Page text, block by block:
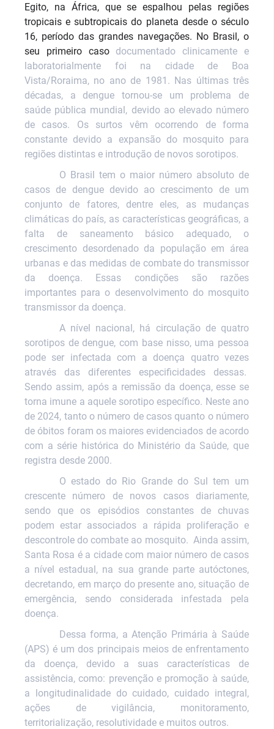
Egito, na África, que se espalhou pelas regiões
tropicais e subtropicais do planeta desde o século
16, período das grandes navegações. No Brasil, o
seu primeiro caso documentado clinicamente e
laboratorialmente foi na cidade de Boa
Vista/Roraima, no ano de 1981. Nas últimas três
décadas, a dengue tornou-se um problema de
saúde pública mundial, devido ao elevado número
de casos. Os surtos vêm ocorrendo de forma
constante devido a expansão do mosquito para
regiões distintas e introdução de novos sorotipos.
O Brasil tem o maior número absoluto de
casos de dengue devido ao crescimento de um
conjunto de fatores, dentre eles, as mudanças
climáticas do país, as características geográficas, a
falta de saneamento básico adequado, o
crescimento desordenado da população em área
urbanas e das medidas de combate do transmissor
da doença. Essas condições são razões
importantes para o desenvolvimento do mosquito
transmissor da doença.
A nível nacional, há circulação de quatro
sorotipos de dengue, com base nisso, uma pessoa
pode ser infectada com a doença quatro vezes
através das diferentes especificidades dessas.
Sendo assim, após a remissão da doença, esse se
torna imune a aquele sorotipo específico. Neste ano
de 2024, tanto o número de casos quanto o número
de óbitos foram os maiores evidenciados de acordo
com a série histórica do Ministério da Saúde, que
registra desde 2000.
O estado do Rio Grande do Sul tem um
crescente número de novos casos diariamente,
sendo que os episódios constantes de chuvas
podem estar associados a rápida proliferação e
descontrole do combate ao mosquito. Ainda assim,
Santa Rosa é a cidade com maior número de casos
a nível estadual, na sua grande parte autóctones,
decretando, em março do presente ano, situação de
emergência, sendo considerada infestada pela
doença.
Dessa forma, a Atenção Primária à Saúde
(APS) é um dos principais meios de enfrentamento
da doença, devido a suas características de
assistência, como: prevenção e promoção à saúde,
a longitudinalidade do cuidado, cuidado integral,
ações de vigilância, monitoramento,
territorialização, resolutividade e muitos outros.